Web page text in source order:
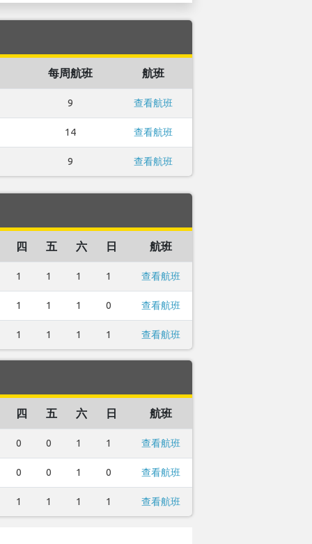
每周航班 航班
9 查看航班
14 查看航班
9 查看航班
四 五 六 日 航班
1 1 1 1 查看航班
1 1 1 0 查看航班
1 1 1 1 查看航班
四 五 六 日 航班
0 0 1 1 查看航班
0 0 1 0 查看航班
1 1 1 1 查看航班